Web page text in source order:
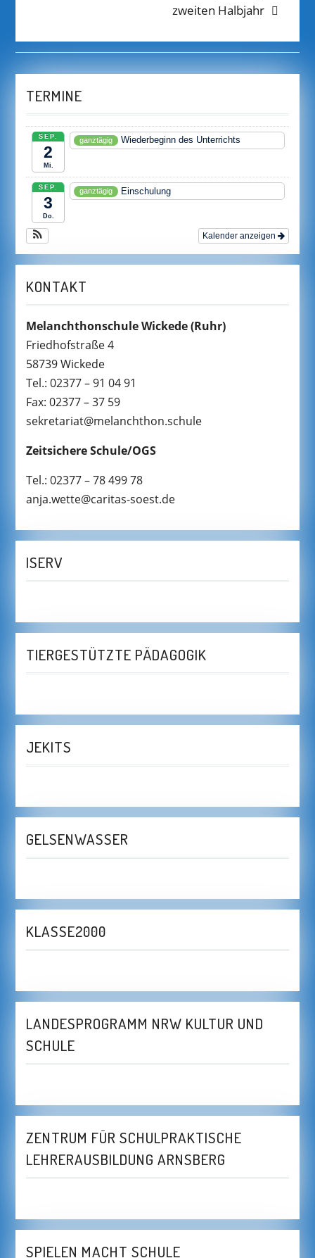
post:
zweiten Halbjahr
TERMINE
SEP.
2
Mi.
ganztägig Wiederbeginn des Unterrichts
SEP.
3
Do.
ganztägig Einschulung
Kalender anzeigen
KONTAKT
Melanchthonschule Wickede(Ruhr)
Friedhofstraße 4
58739 Wickede
Tel.: 02377 – 91 04 91
Fax: 02377 – 37 59
sekretariat@melanchthon.schule
Zeitsichere Schule/OGS
Tel.: 02377 – 78 499 78
anja.wette@caritas-soest.de
ISERV
TIERGESTÜTZTE PÄDAGOGIK
JEKITS
GELSENWASSER
KLASSE2000
LANDESPROGRAMM NRW KULTUR UND
SCHULE
ZENTRUM FÜR SCHULPRAKTISCHE
LEHRERAUSBILDUNG ARNSBERG
SPIELEN MACHT SCHULE